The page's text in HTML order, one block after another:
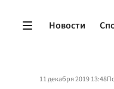
Новости
11 декабря 2019 13:48